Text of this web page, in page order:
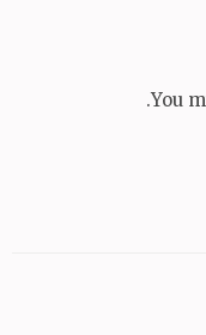
You